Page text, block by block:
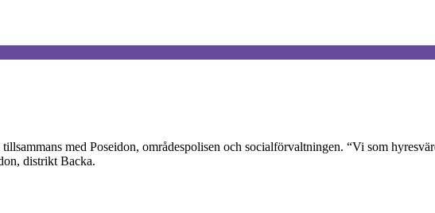
med Poseidon, områdespolisen och socialförvaltningen. “Vi som
distrikt Backa.